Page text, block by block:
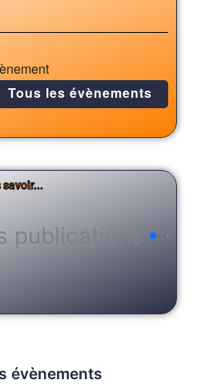
Tous les évènements
savoir...
publications
évènements